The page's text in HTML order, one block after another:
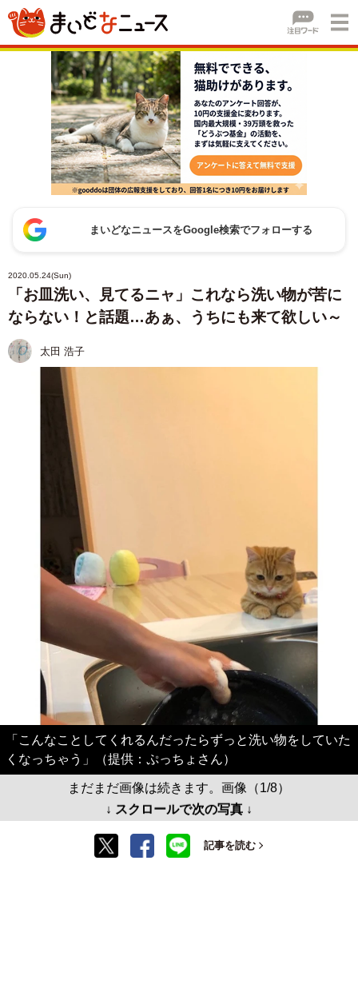
まいどなニュースをGoogle検索でフォローする
2020.05.24(Sun)
「お皿洗い、見てるニャ」これなら洗い物が苦に
ならない！と話題…あぁ、うちにも来て欲しい～
太田 浩子
「こんなことしてくれるんだったらずっと洗い物をしていた
くなっちゃう」（提供：ぷっちょさん）
まだまだ画像は続きます。画像（1/8）
↓ スクロールで次の写真 ↓
記事を読む